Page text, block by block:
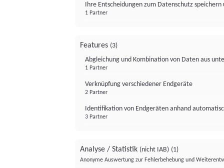
Ihre Entscheidungen zum Datenschutz
1 Partner
Features (3)
Abgleichung und Kombination von Daten aus
1 Partner
Verknüpfung verschiedener Endgeräte
2 Partner
Identifikation von Endgeräten anhand
3 Partner
Analyse / Statistik (nicht IAB) (1)
Anonyme Auswertung zur Fehlerbehebung und